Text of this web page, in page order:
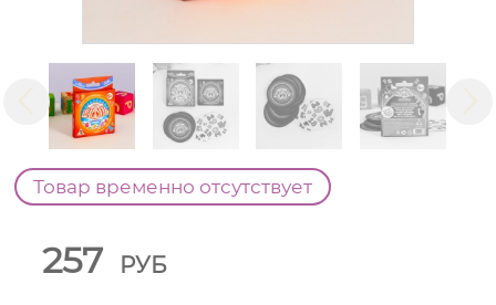
Товар временно отсутствует
257 РУБ